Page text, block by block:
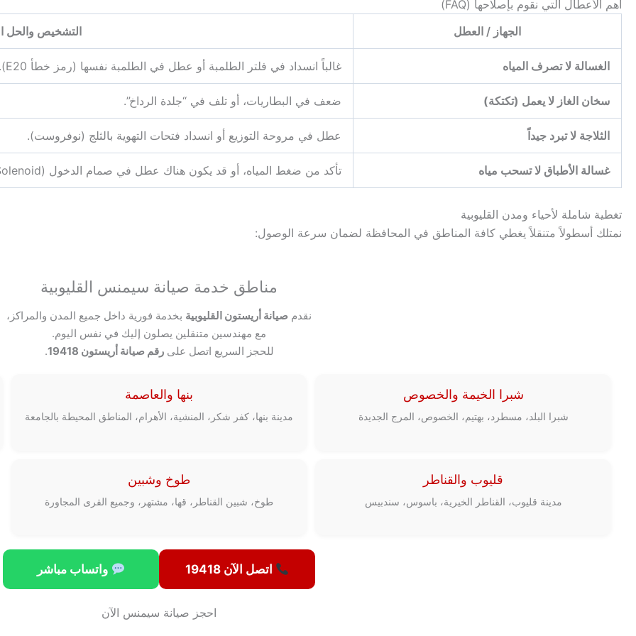
أهم الأعطال التي نقوم بإصلاحها (FAQ)
الجهاز / العطل
التشخيص والحل
الغسالة لا تصرف المياه غالباً انسداد في فلتر الطلمبة أو عطل في الطلمبة نفسها (رمز خطأ E20).
سخان الغاز لا يعمل (تكتكة) ضعف في البطاريات، أو تلف في “جلدة الرداخ”.
الثلاجة لا تبرد جيداً عطل في مروحة التوزيع أو انسداد فتحات التهوية بالثلج (نوفروست).
غسالة الأطباق لا تسحب مياه تأكد من ضغط المياه، أو قد يكون هناك عطل في صمام الدخول (Solenoid).
تغطية شاملة لأحياء ومدن القليوبية
نمتلك أسطولاً متنقلاً يغطي كافة المناطق في المحافظة لضمان سرعة الوصول:
مناطق خدمة صيانة سيمنس القليوبية
نقدم صيانة أريستون القليوبية بخدمة فورية داخل جميع المدن والمراكز،
مع مهندسين متنقلين يصلون إليك في نفس اليوم.
للحجز السريع اتصل علىرقم صيانة أريستون 19418 .
شبرا الخيمة والخصوص
شبرا البلد، مسطرد، بهتيم، الخصوص، المرج الجديدة
بنها والعاصمة
مدينة بنها، كفر شكر، المنشية، الأهرام، المناطق المحيطة بالجامعة
قليوب والقناطر
مدينة قليوب، القناطر الخيرية، باسوس، سندبيس
طوخ وشبين
طوخ، شبين القناطر، قها، مشتهر، وجميع القرى المجاورة
اتصل الآن 19418 واتساب مباشر
احجز صيانة سيمنس الآن